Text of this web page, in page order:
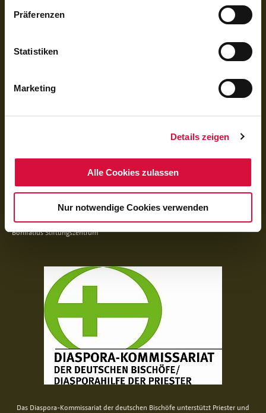
Präferenzen
Statistiken
Marketing
Details zeigen
Alle Cookies zulassen
Nur notwendige Cookies verwenden
Erstkommunion
Antragstellung
Bonifatius Stiftungszentrum
Das Diaspora-Kommissariat der deutschen Bischöfe unterstützt Priester und